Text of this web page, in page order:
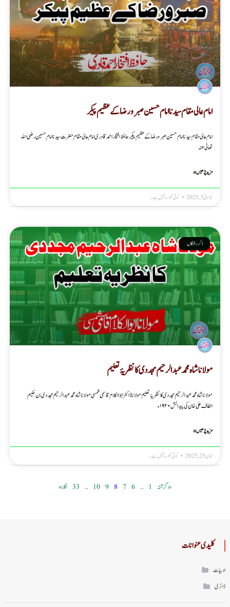
امام عالی مقام سیدنا امام حسین صبر و رضا کے عظیم پیکر
امام عالی مقام سیدنا امام حسین صبر و رضا کے عظیم پیکر حافظ افتخاراحمدقادری امام عالی مقام حضرت سیدنا امام حسین رضی الله
تعالیٰ عنہ
مزید پڑھیں »
جولائی 3, 2025 کوئی تبصرہ نہیں ہے۔
ذکر رفتگاں
مولانا شاہ محمد عبدالرحیم مجددی کا نظریۂ تعلیم
مولانا شاہ محمد عبدالرحیم مجددی کا نظریۂ تعلیم مولانا ڈاکٹر ابوالکلام قاسمی شمسی مولاناشاہ محمد عبدالرحیم مجددی بن حکیم
الطاف علی خان کی پیدائش ۱۹۲۰ء
مزید پڑھیں »
جون 25, 2025 کوئی تبصرہ نہیں ہے۔
« گزشتہ 1
…
6
7
8
9
10
…
33 اگلا »
کلیدی عنوانات
ادبیات
ڈائری